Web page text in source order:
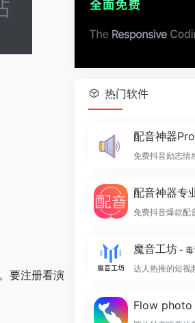
要注册看演
热门软件
配音神器Pro
免费抖音励志情
配音神器专
免费抖音爆款配
魔音工坊 - 毒
Flow photo